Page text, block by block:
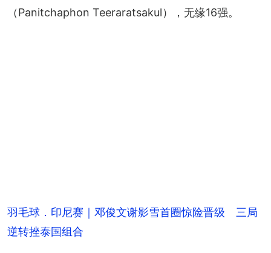
（Panitchaphon Teeraratsakul），无缘16强。
羽毛球．印尼赛｜邓俊文谢影雪首圈惊险晋级 三局
逆转挫泰国组合